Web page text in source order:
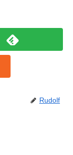
Rudolf